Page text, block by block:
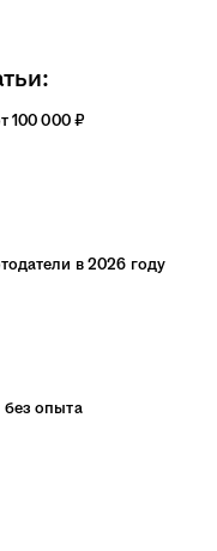
100 000 ₽
в 2026 году
опыта